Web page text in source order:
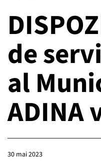
de
al
30 mai 2023